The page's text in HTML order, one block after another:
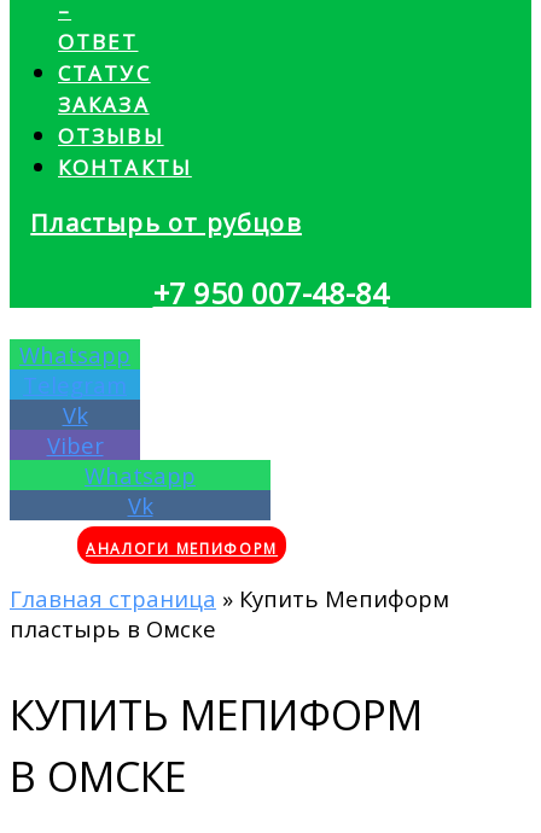
–
ОТВЕТ
СТАТУС
ЗАКАЗА
ОТЗЫВЫ
КОНТАКТЫ
Пластырь от рубцов
+7 950 007-48-84
Whatsapp
Telegram
Vk
Viber
Whatsapp
Vk
АНАЛОГИ МЕПИФОРМ
Главная страница » Купить Мепиформ
пластырь в Омске
КУПИТЬ МЕПИФОРМ
В ОМСКЕ